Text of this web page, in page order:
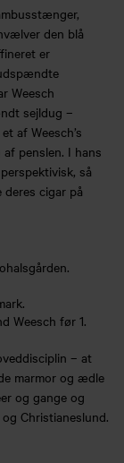
den blå
er
Weesch
sejldug –
af Weesch’s
penslen. I hans
så
cigar på
Weesch før 1.
– at
marmor og ædle
og gange og
Christianeslund.